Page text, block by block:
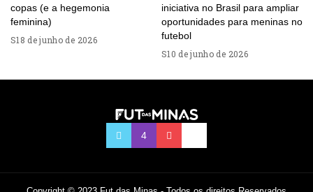
copas (e a hegemonia
feminina)
18 de junho de 2026
iniciativa no Brasil para ampliar
oportunidades para meninas no
futebol
10 de junho de 2026